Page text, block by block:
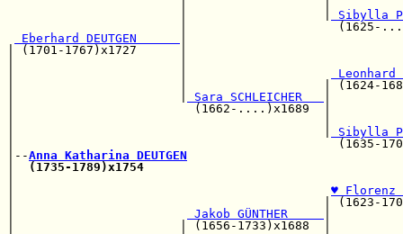
Sibylla
|
Eberhard DEUTGEN
| (1701-
Leonhard
|                       |                   | (1624-
Sara SCHLEICHER
|                         (1662-
Sibylla
|                                             (1635-
|--Anna Katharina DEUTGEN
(1735-1789)x1754
♥
|                                           |
Jakob GÜNTHER
|                       | (1656-